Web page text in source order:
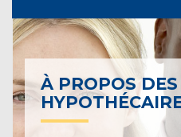
À PROPOS DES